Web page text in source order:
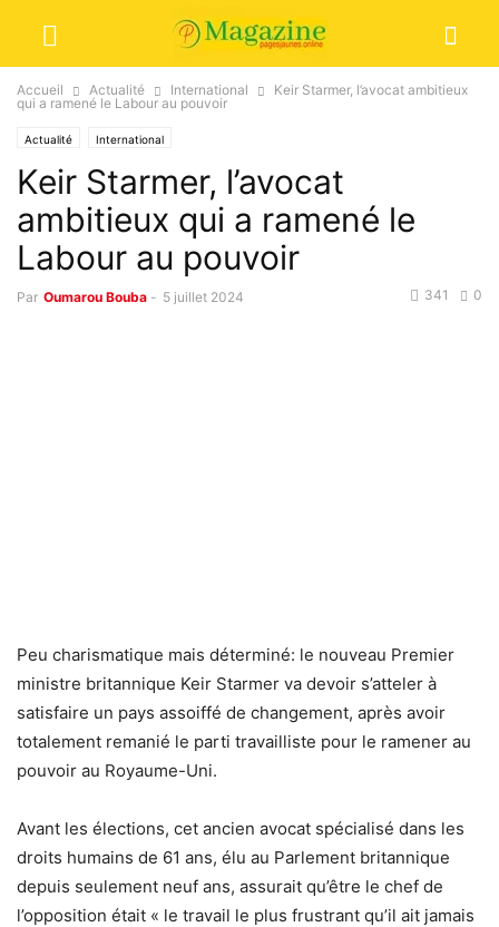
Accueil Actualité International
Keir Starmer, l’avocat ambitieux
qui a ramené le Labour au pouvoir
Actualité International
Keir Starmer, l’avocat
ambitieux qui a ramené le
Labour au pouvoir
Par Oumarou Bouba - 5 juillet 2024 0
341
Peu charismatique mais déterminé: le nouveau Premier
ministre britannique Keir Starmer va devoir s’atteler à
satisfaire un pays assoiffé de changement, après avoir
totalement remanié le parti travailliste pour le ramener au
pouvoir au Royaume-Uni.
Avant les élections, cet ancien avocat spécialisé dans les
droits humains de 61 ans, élu au Parlement britannique
depuis seulement neuf ans, assurait qu’être le chef de
l’opposition était « le travail le plus frustrant qu’il ait jamais